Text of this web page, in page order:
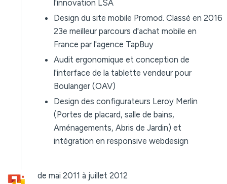
l'innovation LSA
Design du site mobile Promod. Classé en 2016
23e meilleur parcours d'achat mobile en
France par l'agence TapBuy
Audit ergonomique et conception de
l'interface de la tablette vendeur pour
Boulanger (OAV)
Design des configurateurs Leroy Merlin
(Portes de placard, salle de bains,
Aménagements, Abris de Jardin) et
intégration en responsive webdesign
de mai 2011 à juillet 2012